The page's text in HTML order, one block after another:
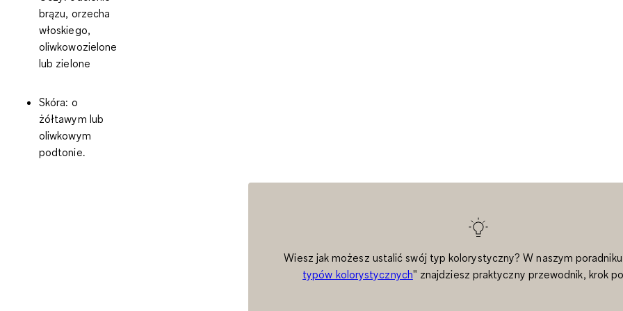
brązu, orzecha
włoskiego,
oliwkowozielone
lub zielone
Skóra: o
żółtawym lub
oliwkowym
podtonie.
Wiesz jak możesz ustalić swój typ kolorystyczny? W naszym
typów kolorystycznych" znajdziesz praktyczny przewodnik, krok